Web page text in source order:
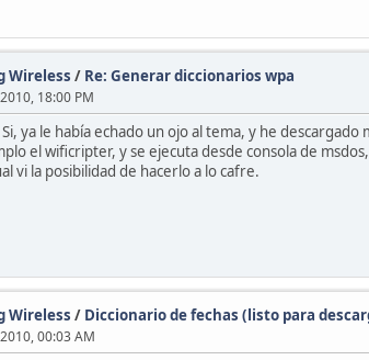
Wireless / Re: Generar diccionarios wpa
18:00 PM
ya le había echado un ojo al tema, y he
el wificripter, y se ejecuta desde consola de
vi la posibilidad de hacerlo a lo cafre.
Wireless / Diccionario de fechas (listo para
00:03 AM